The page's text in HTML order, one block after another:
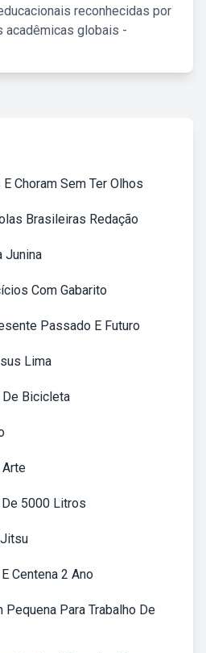
reconhecidas por
acadêmicas globais -
Choram Sem Ter Olhos
Brasileiras Redação
Junina
Com Gabarito
Passado E Futuro
Lima
Bicicleta
Arte
5000 Litros
Centena 2 Ano
Pequena Para Trabalho De